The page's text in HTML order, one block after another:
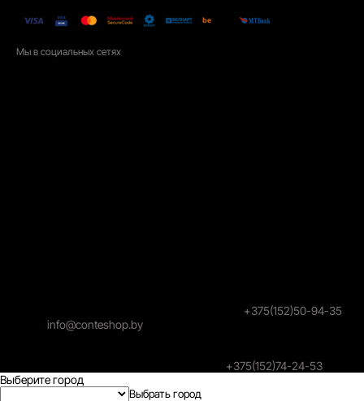
Мы в социальных сетях
+375(152)50-94-35
info@conteshop.by
+375(152)74-24-53
Выберите город